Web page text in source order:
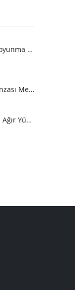
Altılı Personel Soyunma Dolabı
Çiftli Şantiye Ranzası Merdivenli Korkuluklu
Malzeme Dolabı Ağır Yük Taşıma Kapasiteli